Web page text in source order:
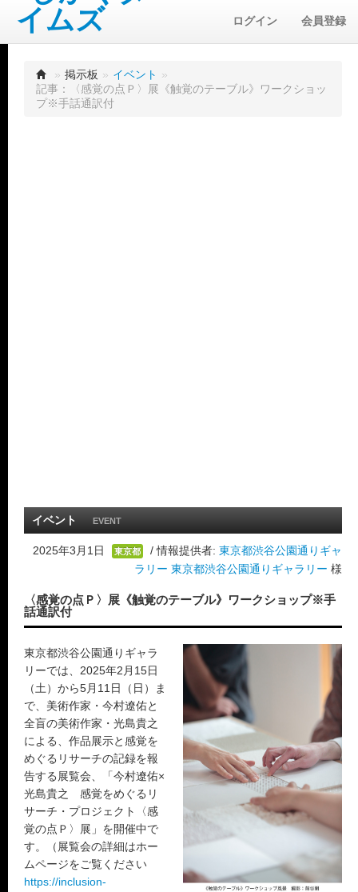
ログイン 会員登録
» 掲示板 » イベント »
記事：〈感覚の点Ｐ〉展《触覚のテーブル》ワークショッ
プ※手話通訳付
イベント EVENT
2025年3月1日 東京都 / 情報提供者: 東京都渋谷公園通りギャ
ラリー 東京都渋谷公園通りギャラリー 様
〈感覚の点Ｐ〉展《触覚のテーブル》ワークショップ※手
話通訳付
東京都渋谷公園通りギャラ
リーでは、2025年2月15日
（土）から5月11日（日）ま
で、美術作家・今村遼佑と
全盲の美術作家・光島貴之
による、作品展示と感覚を
めぐるリサーチの記録を報
告する展覧会、「今村遼佑×
光島貴之 感覚をめぐるリ
サーチ・プロジェクト〈感
覚の点Ｐ〉展」を開催中で
す。（展覧会の詳細はホー
ムページをご覧ください
https://inclusion-